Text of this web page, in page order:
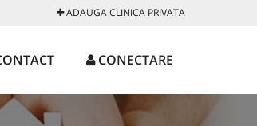
ADAUGA CLINICA PRIVATA
CONECTARE